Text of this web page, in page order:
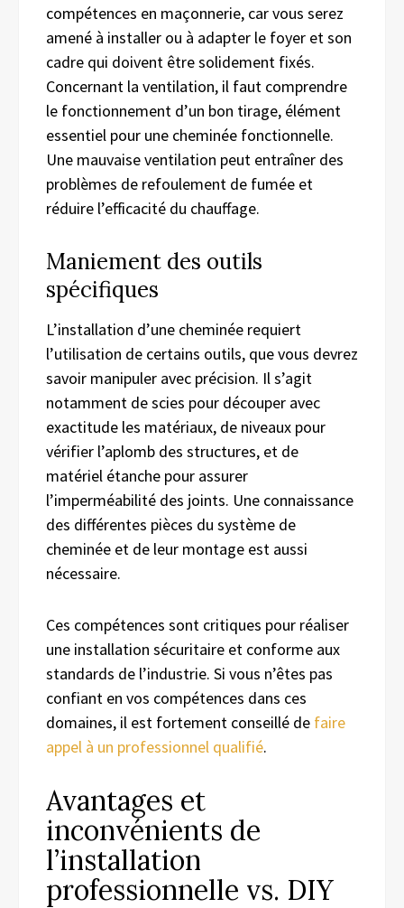
compétences en maçonnerie, car vous serez
amené à installer ou à adapter le foyer et son
cadre qui doivent être solidement fixés.
Concernant la ventilation, il faut comprendre
le fonctionnement d’un bon tirage, élément
essentiel pour une cheminée fonctionnelle.
Une mauvaise ventilation peut entraîner des
problèmes de refoulement de fumée et
réduire l’efficacité du chauffage.
Maniement des outils
spécifiques
L’installation d’une cheminée requiert
l’utilisation de certains outils, que vous devrez
savoir manipuler avec précision. Il s’agit
notamment de scies pour découper avec
exactitude les matériaux, de niveaux pour
vérifier l’aplomb des structures, et de
matériel étanche pour assurer
l’imperméabilité des joints. Une connaissance
des différentes pièces du système de
cheminée et de leur montage est aussi
nécessaire.
Ces compétences sont critiques pour réaliser
une installation sécuritaire et conforme aux
standards de l’industrie. Si vous n’êtes pas
confiant en vos compétences dans ces
domaines, il est fortement conseillé de faire
appel à un professionnel qualifié.
Avantages et
inconvénients de
l’installation
professionnelle vs. DIY